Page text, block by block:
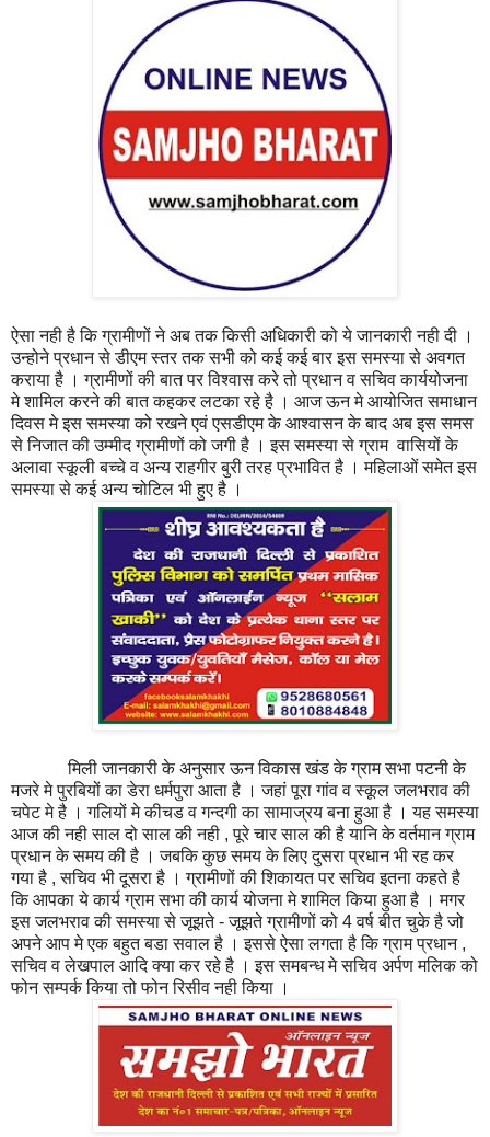
ऐसा नही है कि ग्रामीणों ने अब तक किसी अधिकारी को ये जानकारी नही दी ।
उन्होने प्रधान से डीएम स्तर तक सभी को कई कई बार इस समस्या से अवगत
कराया है । ग्रामीणों की बात पर विश्वास करे तो प्रधान व सचिव कार्ययोजना
मे शामिल करने की बात कहकर लटका रहे है ।‌ आज ऊन मे आयोजित समाधान
दिवस मे इस समस्या को रखने एवं एसडीएम के आश्वासन के बाद अब इस समस
से निजात की उम्मीद ग्रामीणों को जगी है ।‌ इस समस्या से ग्राम वासियों के
अलावा स्कूली बच्चे व अन्य राहगीर बुरी तरह प्रभावित है । महिलाओं समेत इस
समस्या से कई अन्य चोटिल भी हुए है ।
मिली जानकारी के अनुसार ऊन विकास खंड के ग्राम सभा पटनी के
मजरे मे पुरबियों का डेरा धर्मपुरा आता है । जहां पूरा गांव व स्कूल जलभराव की
चपेट मे है । गलियों मे कीचड व गन्दगी का सामाज्रय बना हुआ है । यह समस्या
आज की नही साल दो साल की नही , पूरे चार साल की है यानि के वर्तमान ग्राम
प्रधान के समय की है । जबकि कुछ समय के लिए दुसरा प्रधान भी रह कर
गया है , सचिव भी दूसरा है । ग्रामीणों की शिकायत पर सचिव इतना कहते है
कि आपका ये कार्य ग्राम सभा की कार्य योजना मे शामिल किया हुआ है ।‌ मगर
इस जलभराव की समस्या से जूझते - जूझते ग्रामीणों को 4 वर्ष बीत चुके है जो
अपने आप मे एक बहुत बडा सवाल है । इससे ऐसा लगता है कि ग्राम प्रधान ,
सचिव व लेखपाल आदि क्या कर रहे है । इस समबन्ध मे सचिव अर्पण मलिक को
फोन सम्पर्क किया तो फोन रिसीव नही किया ।